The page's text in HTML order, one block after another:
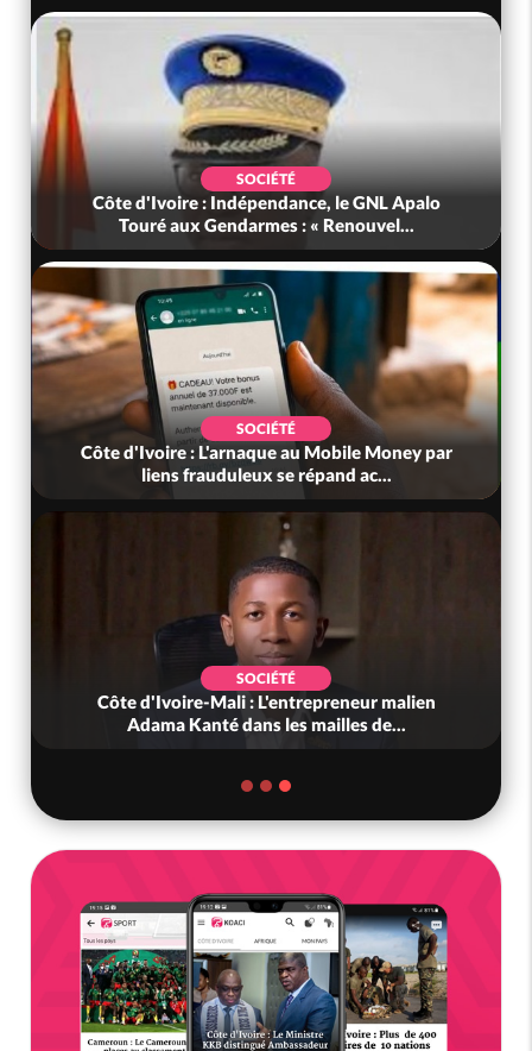
SOCIÉTÉ
Côte d'Ivoire : Indépendance, le GNL Apalo
Touré aux Gendarmes : « Renouvel...
SOCIÉTÉ
Côte d'Ivoire : L'arnaque au Mobile Money par
liens frauduleux se répand ac...
SOCIÉTÉ
Côte d'Ivoire-Mali : L'entrepreneur malien
Adama Kanté dans les mailles de...